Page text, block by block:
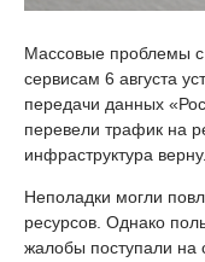
Массовые проблемы с
сервисам 6 августа
передачи данных
перевели трафик на
инфраструктура
Неполадки могли
ресурсов. Однако
жалобы поступали на